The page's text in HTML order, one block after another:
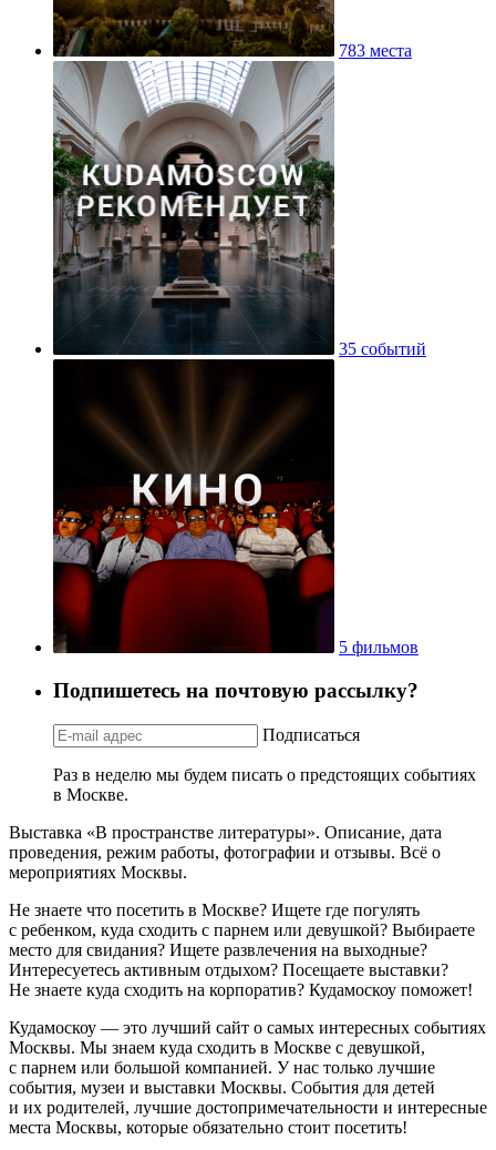
783 места
35 событий
5 фильмов
Подпишетесь на почтовую рассылку?
Подписаться
Раз в неделю мы будем писать о предстоящих событиях
в Москве.
Выставка «В пространстве литературы». Описание, дата
проведения, режим работы, фотографии и отзывы. Всё о
мероприятиях Москвы.
Не знаете что посетить в Москве? Ищете где погулять
с ребенком, куда сходить с парнем или девушкой? Выбираете
место для свидания? Ищете развлечения на выходные?
Интересуетесь активным отдыхом? Посещаете выставки?
Не знаете куда сходить на корпоратив? Кудамоскоу поможет!
Кудамоскоу — это лучший сайт о самых интересных событиях
Москвы. Мы знаем куда сходить в Москве с девушкой,
с парнем или большой компанией. У нас только лучшие
события, музеи и выставки Москвы. События для детей
и их родителей, лучшие достопримечательности и интересные
места Москвы, которые обязательно стоит посетить!